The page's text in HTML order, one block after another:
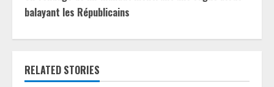
i
n
u
balayant les Républicains
RELATED STORIES